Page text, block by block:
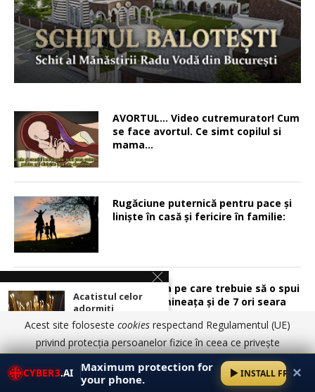
AVORTUL… Video cutremurator! Cum
se face avortul. Ce simt copilul si
mama…
Rugăciune puternică pentru pace şi
linişte în casă şi fericire în familie:
Rugăciunea pe care trebuie să o spui
de 7 ori dimineața și de 7 ori seara
Rugăciune către Maica Domnului
pentru copiii tăi
CYBER3.AI Maximum protection for
your phone.
INSTALL FREE✕
Acatistul celor
adormiți
Acatist de iertare
Acest site foloseste cookies respectand Regulamentul (UE)
privind protecția persoanelor fizice în ceea ce privește
prelucrarea datelor cu caracter personal și privind libera
circulație a acestor date.
Detalii aici